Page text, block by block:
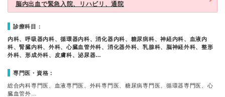
脳内出血で緊急入院、リハビリ、通院
診療科目：
内科、呼吸器内科、循環器内科、消化器内科、糖尿病科、神経内科、血液内
科、腎臓内科、外科、心臓血管外科、消化器外科、乳腺科、脳神経外科、整形
外科、形成外科、皮膚科、泌尿器…
専門医・資格：
総合内科専門医、血液専門医、外科専門医、糖尿病専門医、循環器専門医、心
臓血管外…